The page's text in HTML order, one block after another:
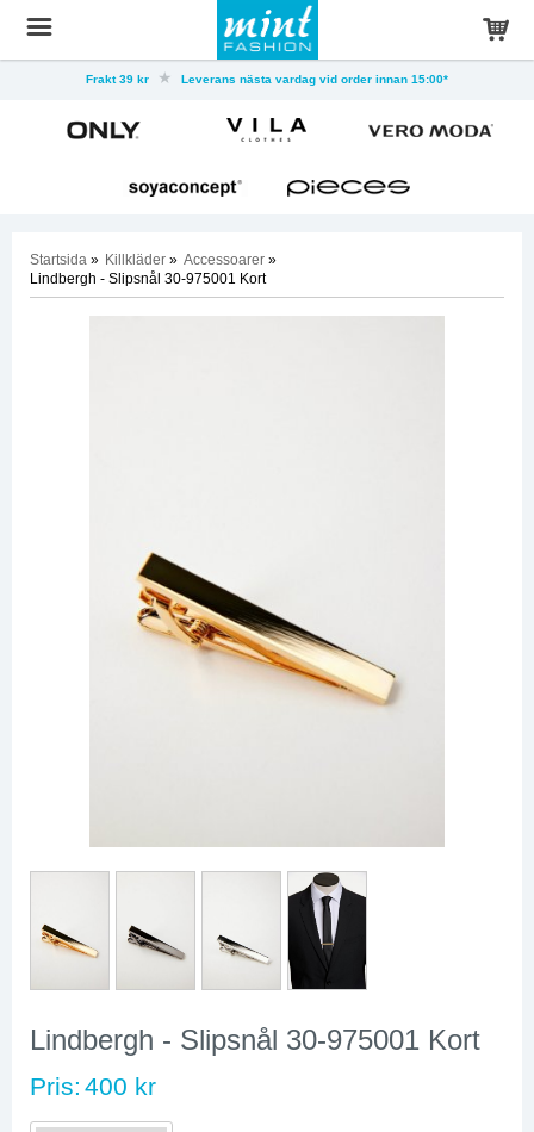
Frakt 39 kr Leverans nästa vardag vid order innan 15:00*
Startsida » Killkläder » Accessoarer »
Lindbergh - Slipsnål 30-975001 Kort
Lindbergh - Slipsnål 30-975001 Kort
Pris: 400 kr